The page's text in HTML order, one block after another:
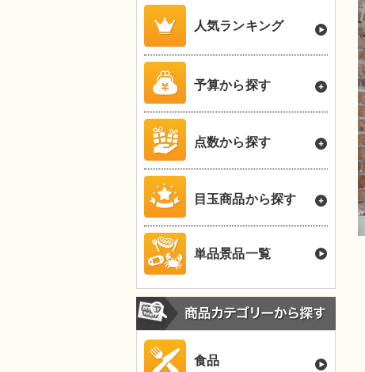
人気ランキング
予算から探す
点数から探す
目玉商品から探す
単品景品一覧
食品